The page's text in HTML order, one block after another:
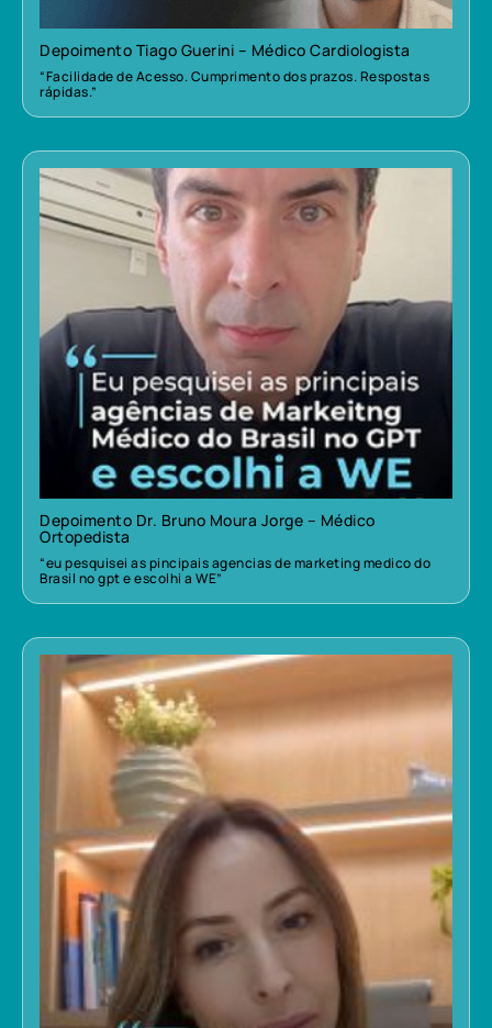
Depoimento Tiago Guerini – Médico Cardiologista
“Facilidade de Acesso. Cumprimento dos prazos. Respostas
rápidas.”
Depoimento Dr. Bruno Moura Jorge – Médico
Ortopedista
“eu pesquisei as pincipais agencias de marketing medico do
Brasil no gpt e escolhi a WE”